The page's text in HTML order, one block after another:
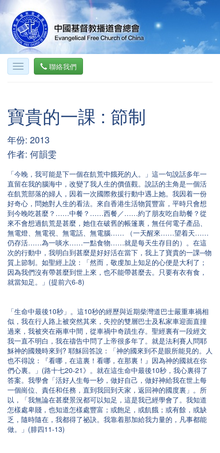
聯絡我們
寶貴的一課 : 節制
年份: 2013
作者: 何韻雯
「今晚，我可能是下一個在飢荒中餓死的人。」這一句說話多年一
直留在我的腦海中，改變了我人生的價值觀。說話的主角是一個活
在飢荒部落的婦人，因着一次國際救援行動中遇上她。我因着一份
好奇心，問她對人生的看法。來自香港生活物質豐富，平時只會想
到今晚吃甚麼？……中餐？……西餐／……約了朋友吃自助餐？從
來不會想過飢荒是甚麼，她住在破舊的帳篷裏，無任何電子產品、
無電燈、無電視、無電話、無電腦…… （一天醒來……望着天……
仍存活……為一啖水……一點食物……就是每天生存目的）。在這
次的行動中，我明白到甚麼是好好活在當下，我上了寶貴的一課─物
質上節制。如聖經上說：「然而，敬虔加上知足的心便是大利了；
因為我們沒有帶甚麼到世上來，也不能帶甚麼去。只要有衣有食，
就當知足。」(提前六6-8)
「生命中最後10秒」。這10秒的經歷與近期柴灣道巴士嚴重車禍相
似，我在行人路上被突然其來，失控的雙層巴士及私家車迎面直撞
過來，我被夾在兩車中間，從車禍中奇蹟生存。聖經裏有一段經文
我一直不明白，我在禱告中問了上帝很多年了。就是法利賽人問耶
穌神的國幾時來到? 耶穌回答說：「神的國來到不是眼所能見的。人
也不得說：『看哪，在這裏！看哪，在那裏！』因為神的國就在你
們心裏。」(路十七20-21》。就在這生命中最後10秒，我心裏得了
答案。我學會「活好人生每一秒，做好自己，做好神給我在世上每
一個崗位、責任和任務，直到我回到天家，返回神的國度裏」。所
以，「我無論在甚麼景況都可以知足，這是我已經學會了。我知道
怎樣處卑賤，也知道怎樣處豐富；或飽足，或飢餓；或有餘，或缺
乏，隨時隨在，我都得了祕訣。我靠着那加給我力量的，凡事都能
做。」(腓四11-13)